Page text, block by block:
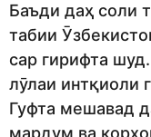
Баъди даҳ соли
табии
сар гирифта
лӯлаи интқиоли
Гуфта мешавад
мардум ва